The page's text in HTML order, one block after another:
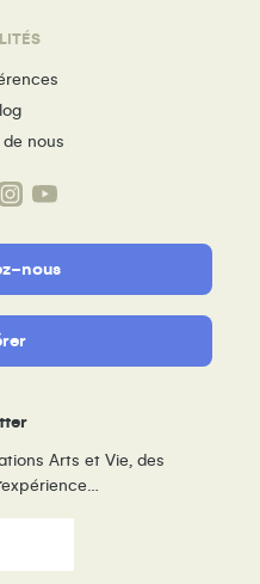
de nous
nous
Arts et Vie, des